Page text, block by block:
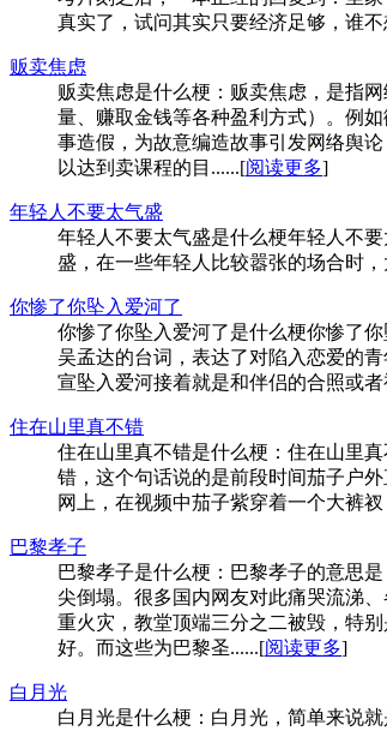
真实了，试问其实只要经济足够，谁
贩卖焦虑
贩卖焦虑是什么梗：贩卖焦虑，是指
量、赚取金钱等各种盈利方式）。例
事造假，为故意编造故事引发网络舆
以达到卖课程的目......[阅读更多]
年轻人不要太气盛
年轻人不要太气盛是什么梗年轻人不
盛，在一些年轻人比较嚣张的场合时
你惨了你坠入爱河了
你惨了你坠入爱河了是什么梗你惨了
吴孟达的台词，表达了对陷入恋爱的
宣坠入爱河接着就是和伴侣的合照或
住在山里真不错
住在山里真不错是什么梗：住在山里
错，这个句话说的是前段时间茄子户
网上，在视频中茄子紫穿着一个大裤
巴黎孝子
巴黎孝子是什么梗：巴黎孝子的意思
尖倒塌。很多国内网友对此痛哭流涕
重火灾，教堂顶端三分之二被毁，特
好。而这些为巴黎圣......[阅读更多]
白月光
白月光是什么梗：白月光，简单来说